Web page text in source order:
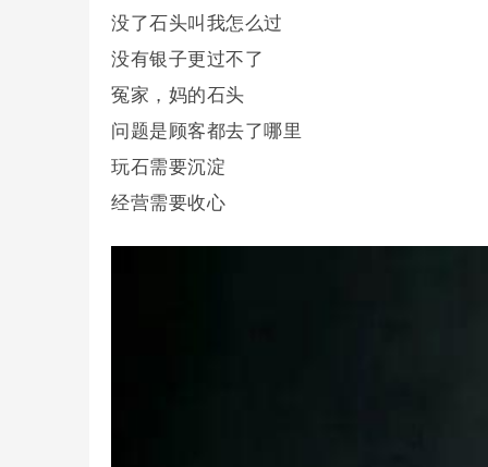
没了石头叫我怎么过
没有银子更过不了
冤家，妈的石头
问题是顾客都去了哪里
玩石需要沉淀
经营需要收心